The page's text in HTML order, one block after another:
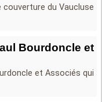
couverture du Vaucluse
Bourdoncle et
et Associés qui